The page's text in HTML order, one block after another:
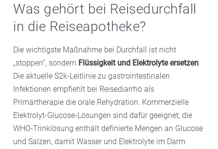
Was gehört bei Reisedurchfall
in die Reiseapotheke?
Die wichtigste Maßnahme bei Durchfall ist nicht
„stoppen“, sondern Flüssigkeit und Elektrolyte ersetzen.
Die aktuelle S2k-Leitlinie zu gastrointestinalen
Infektionen empfiehlt bei Reisediarrhö als
Primärtherapie die orale Rehydration. Kommerzielle
Elektrolyt-Glucose-Lösungen sind dafür geeignet; die
WHO-Trinklösung enthält definierte Mengen an Glucose
und Salzen, damit Wasser und Elektrolyte im Darm